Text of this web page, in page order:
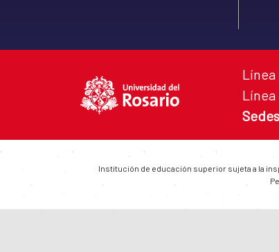
Línea
Línea
Sedes
Institución de educación superior sujeta a la